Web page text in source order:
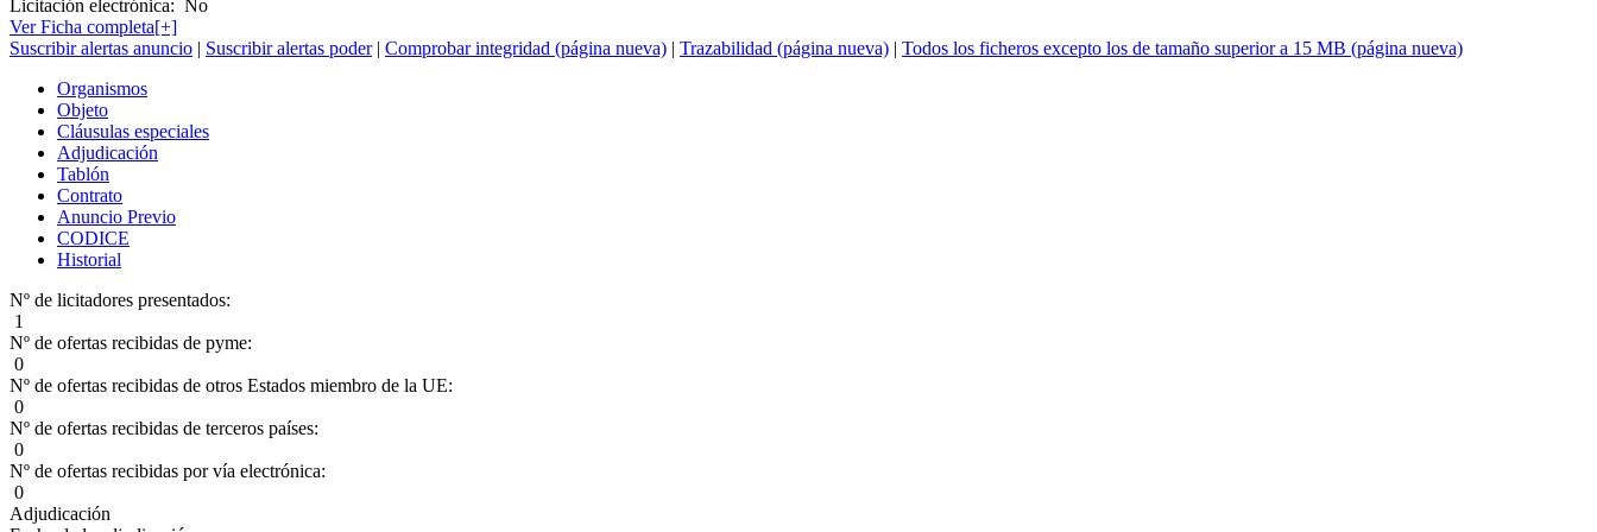
Licitación electrónica: No
Ver Ficha completa[+]
Suscribir alertas anuncio | Suscribir alertas poder| Comprobar integridad (página nueva) | Trazabilidad (página nueva) | Todos los ficheros excepto los de tamaño superior a 15 MB (página nueva)
Organismos
Objeto
Cláusulas especiales
Adjudicación
Tablón
Contrato
Anuncio Previo
CODICE
Historial
Nº de licitadores presentados:
1
Nº de ofertas recibidas de pyme:
0
Nº de ofertas recibidas de otros Estados miembro de la UE:
0
Nº de ofertas recibidas de terceros países:
0
Nº de ofertas recibidas por vía electrónica:
0
Adjudicación